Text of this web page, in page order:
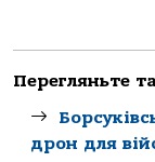
Перегляньте
дрон для